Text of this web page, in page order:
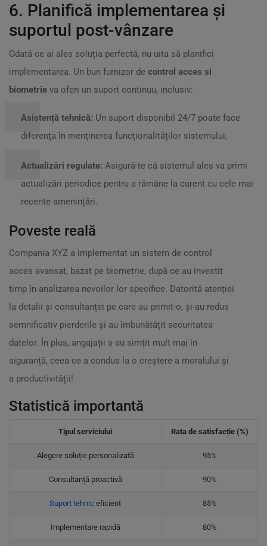
6. Planifică implementarea și
suportul post-vânzare
Odată ce ai ales soluția perfectă, nu uita să planifici
implementarea. Un bun furnizor de control acces si
biometrie va oferi un suport continuu, inclusiv:
Asistență tehnică: Un suport disponibil 24/7 poate face
diferența în menținerea funcționalităților sistemului;
Actualizări regulate: Asigură-te că sistemul ales va primi
actualizări periodice pentru a rămâne la curent cu cele mai
recente amenințări.
Poveste reală
Compania XYZ a implementat un sistem de control
acces avansat, bazat pe biometrie, după ce au investit
timp în analizarea nevoilor lor specifice. Datorită atenției
la detalii și consultanței pe care au primit-o, și-au redus
semnificativ pierderile și au îmbunătățit securitatea
datelor. În plus, angajații s-au simțit mult mai în
siguranță, ceea ce a condus la o creștere a moralului și
a productivității!
Statistică importantă
Tipul serviciului Rata de satisfacție (%)
Alegere soluție personalizată 95%
Consultanță proactivă 90%
Suport tehnic eficient 85%
Implementare rapidă 80%